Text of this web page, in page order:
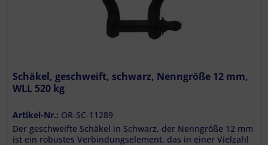
Schäkel, geschweift, schwarz, Nenngröße 12 mm,
WLL 520 kg
Artikel-Nr.: OR-SC-11289
Der geschweifte Schäkel in Schwarz, der Nenngröße 12 mm
ist ein robustes Verbindungselement, das in einer Vielzahl